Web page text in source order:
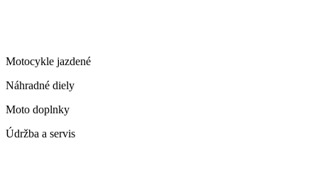
Motocykle jazdené
Náhradné diely
Moto doplnky
Údržba a servis